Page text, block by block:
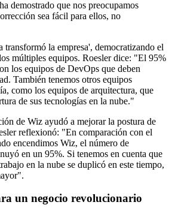
demostrado que nos preocupamos
sea fácil para ellos, no
transformó la empresa', democratizando el
múltiples equipos. Roesler dice: "El 95%
los equipos de DevOps que deben
También tenemos otros equipos
como los equipos de arquitectura, que
de sus tecnologías en la nube."
de Wiz ayudó a mejorar la postura de
reflexionó: "En comparación con el
encendimos Wiz, el número de
en un 95%. Si tenemos en cuenta que
en la nube se duplicó en este tiempo,
un negocio revolucionario